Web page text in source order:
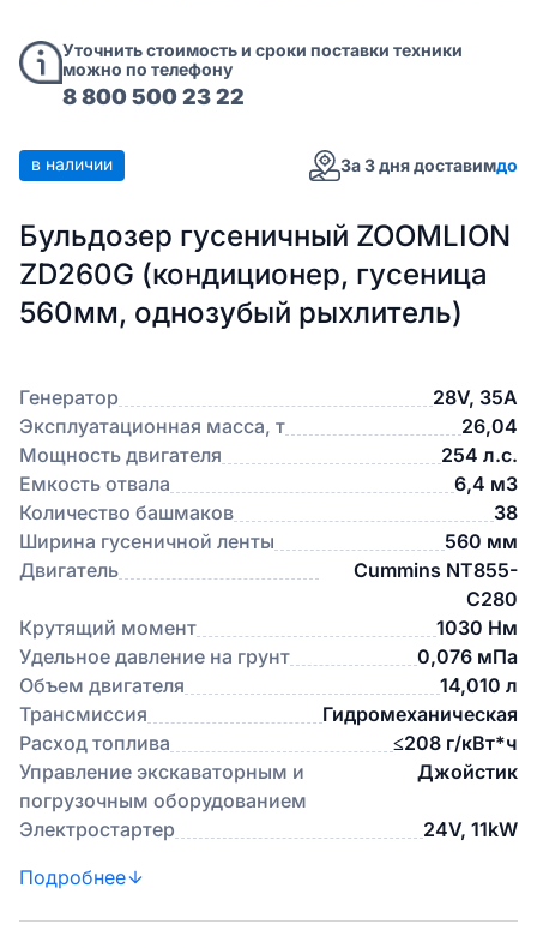
Уточнить стоимость и сроки поставки техники
можно по телефону
8 800 500 23 22
в наличии За 3 дня доставимдо
Бульдозер гусеничный ZOOMLION
ZD260G (кондиционер, гусеница
560мм, однозубый рыхлитель)
Генератор
28V, 35A
Эксплуатационная масса, т
26,04
Мощность двигателя
254 л.с.
Емкость отвала
6,4 м3
Количество башмаков
38
Ширина гусеничной ленты
560 мм
Двигатель
Cummins NT855-
C280
Крутящий момент
1030 Нм
Удельное давление на грунт
0,076 мПа
Объем двигателя
14,010 л
Трансмиссия
Гидромеханическая
Расход топлива
≤208 г/кВт*ч
Управление экскаваторным и
погрузочным оборудованием
Джойстик
Электростартер
24V, 11kW
Подробнее